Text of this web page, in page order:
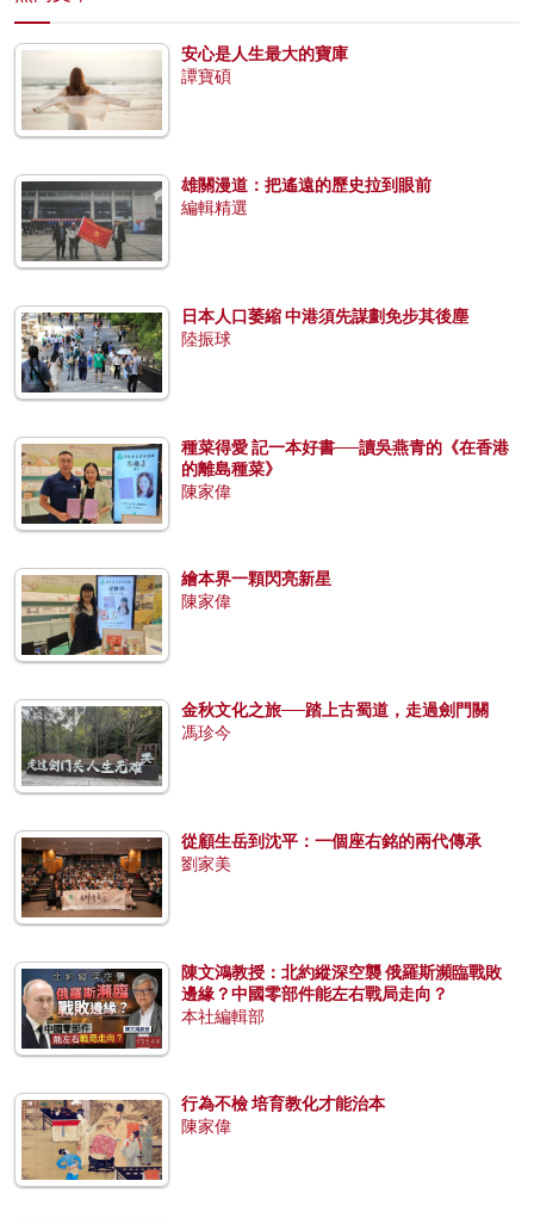
安心是人生最大的寶庫
譚寶碩
雄關漫道：把遙遠的歷史拉到眼前
編輯精選
日本人口萎縮 中港須先謀劃免步其後塵
陸振球
種菜得愛 記一本好書──讀吳燕青的《在香港
的離島種菜》
陳家偉
繪本界一顆閃亮新星
陳家偉
金秋文化之旅──踏上古蜀道，走過劍門關
馮珍今
從顧生岳到沈平：一個座右銘的兩代傳承
劉家美
陳文鴻教授：北約縱深空襲 俄羅斯瀕臨戰敗
邊緣？中國零部件能左右戰局走向？
本社編輯部
行為不檢 培育教化才能治本
陳家偉